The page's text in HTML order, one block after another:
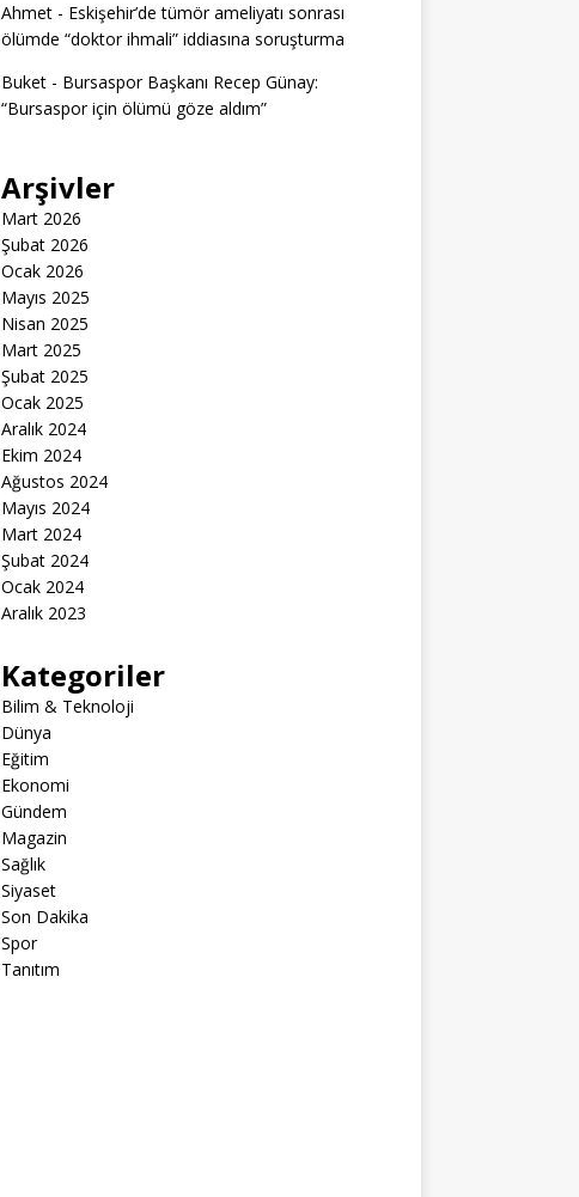
Ahmet- Eskişehir’de tümör ameliyatı sonrası
ölümde “doktor ihmali” iddiasına soruşturma
Buket- Bursaspor Başkanı Recep Günay:
“Bursaspor için ölümü göze aldım”
Arşivler
Mart 2026
Şubat 2026
Ocak 2026
Mayıs 2025
Nisan 2025
Mart 2025
Şubat 2025
Ocak 2025
Aralık 2024
Ekim 2024
Ağustos 2024
Mayıs 2024
Mart 2024
Şubat 2024
Ocak 2024
Aralık 2023
Kategoriler
Bilim & Teknoloji
Dünya
Eğitim
Ekonomi
Gündem
Magazin
Sağlık
Siyaset
Son Dakika
Spor
Tanıtım